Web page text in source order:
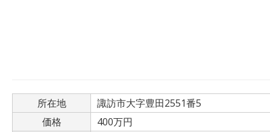
所在地
諏訪市大字豊田2551番5
価格
400万円